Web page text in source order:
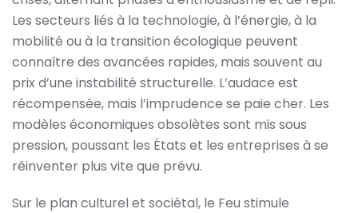
Les secteurs liés à la technologie, à l’énergie, à la
mobilité ou à la transition écologique peuvent
connaître des avancées rapides, mais souvent au
prix d’une instabilité structurelle. L’audace est
récompensée, mais l’imprudence se paie cher. Les
modèles économiques obsolètes sont mis sous
pression, poussant les États et les entreprises à se
réinventer plus vite que prévu.
Sur le plan culturel et sociétal, le Feu stimule